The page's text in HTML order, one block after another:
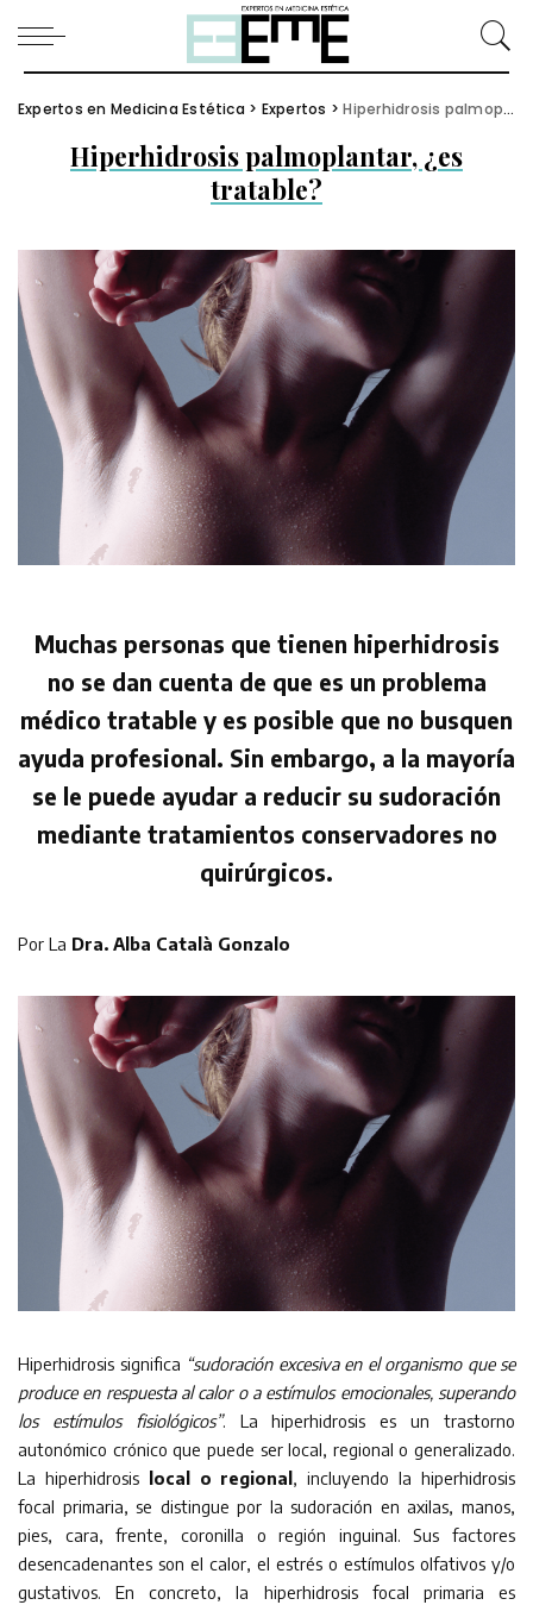
Expertos en Medicina Estética > Expertos >Hiperhidrosis palmoplantar, ¿es tratable?
Hiperhidrosis palmoplantar, ¿es
tratable?
Muchas personas que tienen hiperhidrosis
no se dan cuenta de que es un problema
médico tratable y es posible que no busquen
ayuda profesional. Sin embargo, a la mayoría
se le puede ayudar a reducir su sudoración
mediante tratamientos conservadores no
quirúrgicos.
Por La Dra. Alba Català Gonzalo
Hiperhidrosis significa “sudoración excesiva en el organismo que se
produce en respuesta al calor o a estímulos emocionales, superando
los estímulos fisiológicos”. La hiperhidrosis es un trastorno
autonómico crónico que puede ser local, regional o generalizado.
La hiperhidrosis local o regional, incluyendo la hiperhidrosis
focal primaria, se distingue por la sudoración en axilas, manos,
pies, cara, frente, coronilla o región inguinal. Sus factores
desencadenantes son el calor, el estrés o estímulos olfativos y/o
gustativos. En concreto, la hiperhidrosis focal primaria es